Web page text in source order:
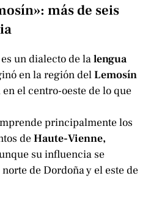
más de seis
es un dialecto de lalengua
en la región delLemosín
en el centro-oeste de lo que
principalmente los
deHaute-Vienne,
su influencia se
de Dordoña y el este de